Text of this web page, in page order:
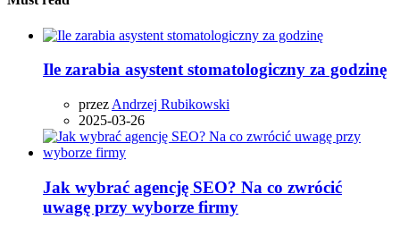
Ile zarabia asystent stomatologiczny za godzinę
przez Andrzej Rubikowski
2025-03-26
Jak wybrać agencję SEO? Na co zwrócić
uwagę przy wyborze firmy